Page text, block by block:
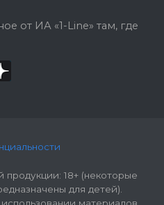
от ИА «1-Line» там, где
18+ (некоторые
для детей).